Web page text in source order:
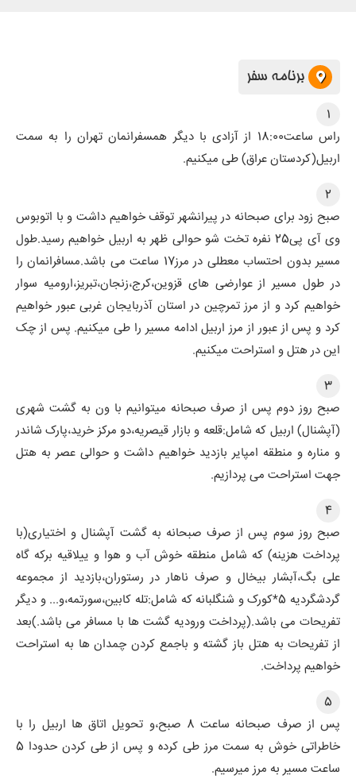
برنامه سفر
1
راس ساعت18:00 از آزادی با دیگر همسفرانمان تهران را به سمت
اربیل(کردستان عراق) طی میکنیم.
2
صبح زود برای صبحانه در پیرانشهر توقف خواهیم داشت و با اتوبوس
وی آی پی25 نفره تخت شو حوالی ظهر به اربیل خواهیم رسید.طول
مسیر بدون احتساب معطلی در مرز17 ساعت می باشد.مسافرانمان را
در طول مسیر از عوارضی های قزوین،کرج،زنجان،تبریز،ارومیه سوار
خواهیم کرد و از مرز تمرچین در استان آذربایجان غربی عبور خواهیم
کرد و پس از عبور از مرز اربیل ادامه مسیر را طی میکنیم. پس از چک
این در هتل و استراحت میکنیم.
3
صبح روز دوم پس از صرف صبحانه میتوانیم با ون به گشت شهری
(آپشنال) اربیل که شامل:قلعه و بازار قیصریه،دو مرکز خرید،پارک شاندر
و مناره و منطقه امپایر بازدید خواهیم داشت و حوالی عصر به هتل
جهت استراحت می پردازیم.
4
صبح روز سوم پس از صرف صبحانه به گشت آپشنال و اختیاری(با
پرداخت هزینه) که شامل منطقه خوش آب و هوا و ییلاقیه برکه گاه
علی بگ،آبشار بیخال و صرف ناهار در رستوران،بازدید از مجموعه
گردشگردیه 5*کورک و شنگلبانه که شامل:تله کابین،سورتمه،و... و دیگر
تفریحات می باشد.(پرداخت ورودیه گشت ها با مسافر می باشد.)بعد
از تفریحات به هتل باز گشته و باجمع کردن چمدان ها به استراحت
خواهیم پرداخت.
5
پس از صرف صبحانه ساعت 8 صبح،و تحویل اتاق ها اربیل را با
خاطراتی خوش به سمت مرز طی کرده و پس از طی کردن حدودا 5
ساعت مسیر به مرز میرسیم.